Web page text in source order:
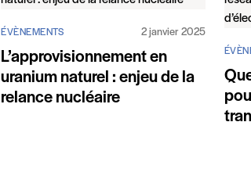
ÉVÈNEMENTS 2 janvier 2025
L’approvisionnement en
uranium naturel : enjeu de la
relance nucléaire